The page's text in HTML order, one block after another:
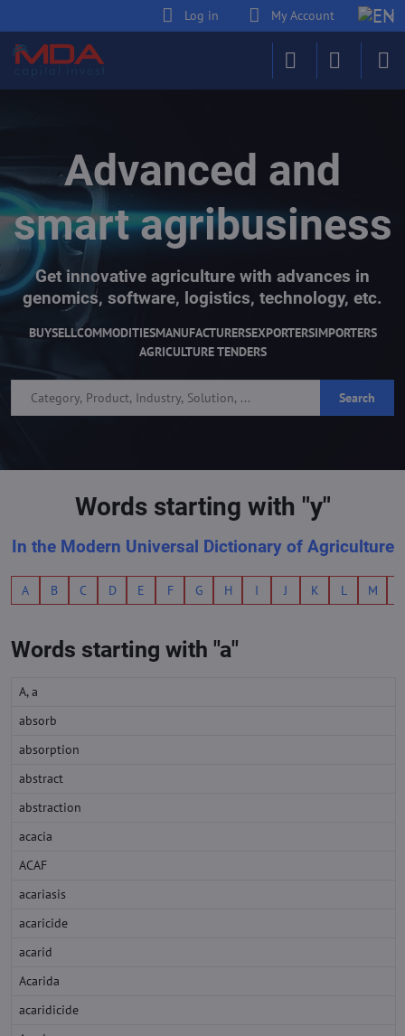
Log in My Account
Advanced and
smart agribusiness
Get innovative agriculture with advances in
genomics, software, logistics, technology, etc.
BUYSELLCOMMODITIESMANUFACTURERSEXPORTERSIMPORTERS
AGRICULTURE TENDERS
Search
Words starting with "y"
In the Modern Universal Dictionary of Agriculture
A B C D E F G H I J K L M
Words starting with "a"
A, a
absorb
absorption
abstract
abstraction
acacia
ACAF
acariasis
acaricide
acarid
Acarida
acaridicide